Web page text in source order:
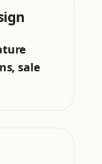
sale